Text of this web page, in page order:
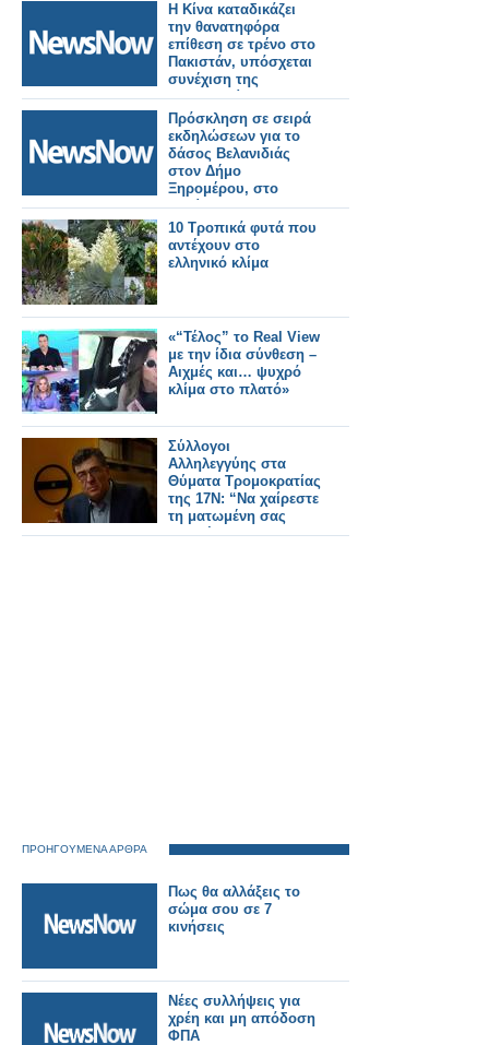
Η Κίνα καταδικάζει
την θανατηφόρα
επίθεση σε τρένο στο
Πακιστάν, υπόσχεται
συνέχιση της
συνεργασίας της στην
καταπολέμηση της
τρομοκρατίας.
Πρόσκληση σε σειρά
εκδηλώσεων για το
δάσος Βελανιδιάς
στον Δήμο
Ξηρομέρου, στο
πλαίσιο του
Eυρωπαϊκού
Συμφώνου για το
Κλίμα.
10 Τροπικά φυτά που
αντέχουν στο
ελληνικό κλίμα
«“Τέλος” το Real View
με την ίδια σύνθεση –
Αιχμές και… ψυχρό
κλίμα στο πλατό»
Σύλλογοι
Αλληλεγγύης στα
Θύματα Τρομοκρατίας
της 17Ν: “Να χαίρεστε
τη ματωμένη σας
τηλεθέαση”
ΠΡΟΗΓΟΥΜΕΝΑ ΑΡΘΡΑ
Πως θα αλλάξεις το
σώμα σου σε 7
κινήσεις
Νέες συλλήψεις για
χρέη και μη απόδοση
ΦΠΑ